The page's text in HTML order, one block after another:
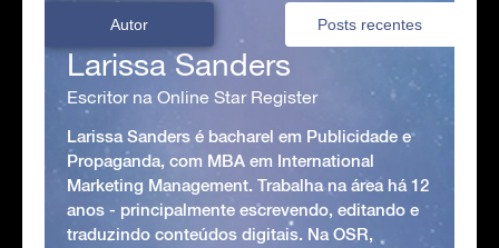
Autor Posts recentes
Larissa Sanders
Escritor na Online Star Register
Larissa Sanders é bacharel em Publicidade e
Propaganda, com MBA em International
Marketing Management. Trabalha na área há 12
anos - principalmente escrevendo, editando e
traduzindo conteúdos digitais. Na OSR,